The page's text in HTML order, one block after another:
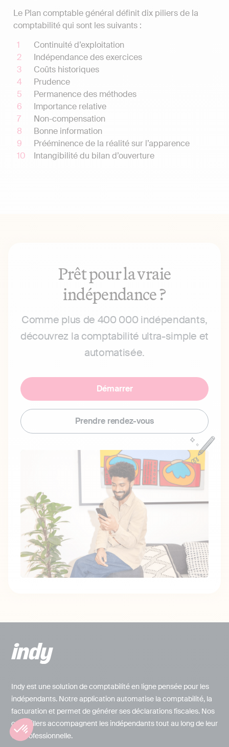
Le Plan comptable général définit dix piliers de la
comptabilité qui sont les suivants :
Continuité d’exploitation
Indépendance des exercices
Coûts historiques
Prudence
Permanence des méthodes
Importance relative
Non-compensation
Bonne information
Prééminence de la réalité sur l’apparence
Intangibilité du bilan d’ouverture
Prêt pour la vraie
indépendance ?
Comme plus de 400 000 indépendants,
découvrez la comptabilité ultra-simple et
automatisée.
Démarrer
Prendre rendez-vous
Indy est une solution de comptabilité en ligne pensée pour les
indépendants. Notre application automatise la comptabilité, la
facturation et permet de générer ses déclarations fiscales. Nos
conseillers accompagnent les indépendants tout au long de leur
vie professionnelle.